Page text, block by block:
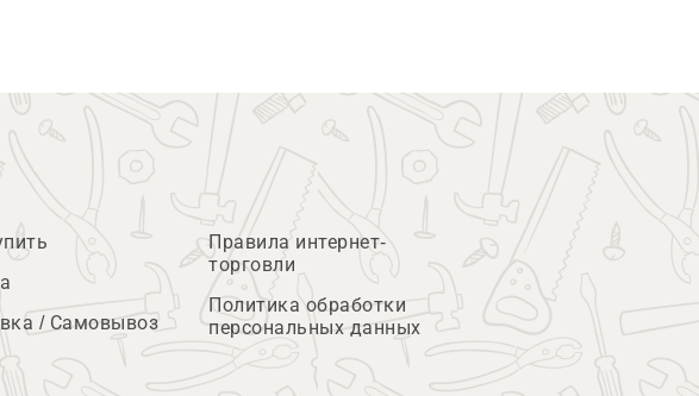
/ Самовывоз
Правила интернет-
торговли
Политика обработки
персональных данных